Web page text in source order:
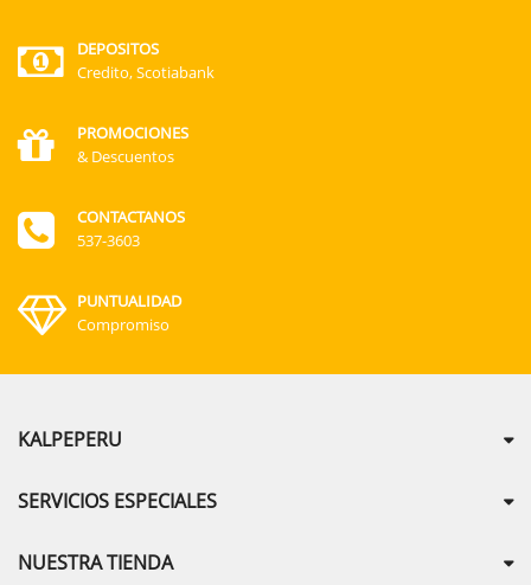
DEPOSITOS
Credito, Scotiabank
PROMOCIONES
& Descuentos
CONTACTANOS
537-3603
PUNTUALIDAD
Compromiso
KALPEPERU
SERVICIOS ESPECIALES
NUESTRA TIENDA